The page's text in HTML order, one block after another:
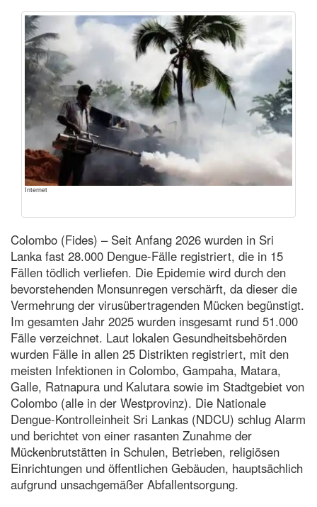
Internet
Colombo (Fides) – Seit Anfang 2026 wurden in Sri
Lanka fast 28.000 Dengue-Fälle registriert, die in 15
Fällen tödlich verliefen. Die Epidemie wird durch den
bevorstehenden Monsunregen verschärft, da dieser die
Vermehrung der virusübertragenden Mücken begünstigt.
Im gesamten Jahr 2025 wurden insgesamt rund 51.000
Fälle verzeichnet. Laut lokalen Gesundheitsbehörden
wurden Fälle in allen 25 Distrikten registriert, mit den
meisten Infektionen in Colombo, Gampaha, Matara,
Galle, Ratnapura und Kalutara sowie im Stadtgebiet von
Colombo (alle in der Westprovinz). Die Nationale
Dengue-Kontrolleinheit Sri Lankas (NDCU) schlug Alarm
und berichtet von einer rasanten Zunahme der
Mückenbrutstätten in Schulen, Betrieben, religiösen
Einrichtungen und öffentlichen Gebäuden, hauptsächlich
aufgrund unsachgemäßer Abfallentsorgung.